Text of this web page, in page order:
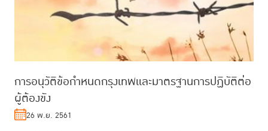
การอนุวัติข้อกำหนดกรุงเทพและมาตรฐานการปฏิบัติต่อ
ผู้ต้องขัง
26 พ.ย. 2561